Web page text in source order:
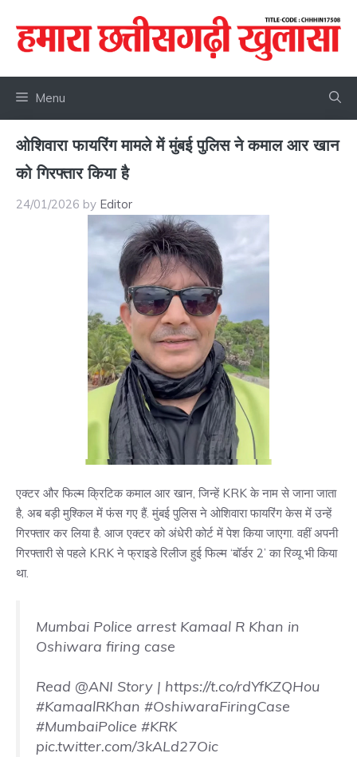
content
Menu
ओशिवारा फायरिंग मामले में मुंबई पुलिस ने कमाल आर खान
को गिरफ्तार किया है
24/01/2026 by Editor
एक्टर और फिल्म क्रिटिक कमाल आर खान, जिन्हें KRK के नाम से जाना जाता
है, अब बड़ी मुश्किल में फंस गए हैं. मुंबई पुलिस ने ओशिवारा फायरिंग केस में उन्हें
गिरफ्तार कर लिया है. आज एक्टर को अंधेरी कोर्ट में पेश किया जाएगा. वहीं अपनी
गिरफ्तारी से पहले KRK ने फ्राइडे रिलीज हुई फिल्म ‘बॉर्डर 2’ का रिव्यू भी किया
था.
Mumbai Police arrest Kamaal R Khan in
Oshiwara firing case
Read @ANI Story | https://t.co/rdYfKZQHou
#KamaalRKhan #OshiwaraFiringCase
#MumbaiPolice #KRK
pic.twitter.com/3kALd27Oic